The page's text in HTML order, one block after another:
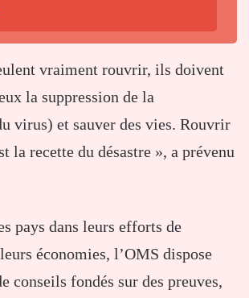
vraiment rouvrir, ils doivent
la suppression de la
virus) et sauver des vies. Rouvrir
la recette du désastre », a prévenu
pays dans leurs efforts de
économies, l’OMS dispose
conseils fondés sur des preuves,